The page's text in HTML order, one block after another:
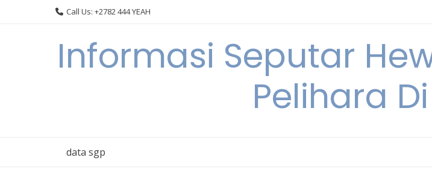
Call Us: +2782 444 YEAH
Informasi Seputar
Pelihara
data sgp